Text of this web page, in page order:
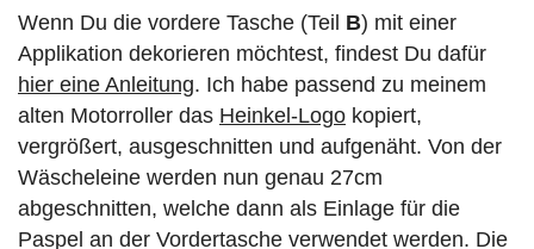
Wenn Du die vordere Tasche (Teil B) mit einer
Applikation dekorieren möchtest, findest Du dafür
hier eine Anleitung. Ich habe passend zu meinem
alten Motorroller das Heinkel-Logo kopiert,
vergrößert, ausgeschnitten und aufgenäht. Von der
Wäscheleine werden nun genau 27cm
abgeschnitten, welche dann als Einlage für die
Paspel an der Vordertasche verwendet werden. Die